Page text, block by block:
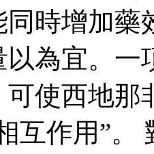
時增加藥
為宜。一
可使西地
互作用”。